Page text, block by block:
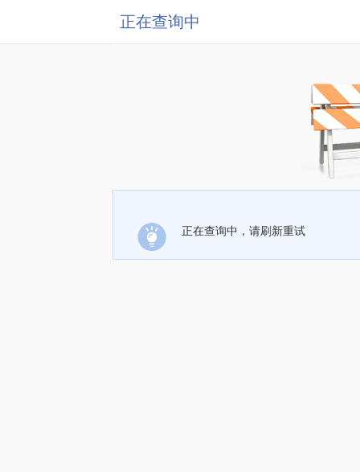
正在查询中
正在查询中，请刷新重试